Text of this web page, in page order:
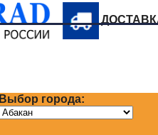
Выбор города: